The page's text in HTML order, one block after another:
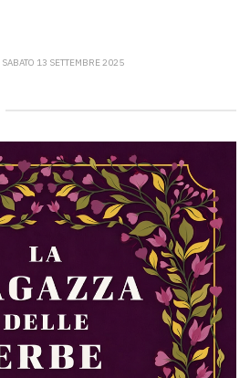
SABATO 13 SETTEMBRE 2025